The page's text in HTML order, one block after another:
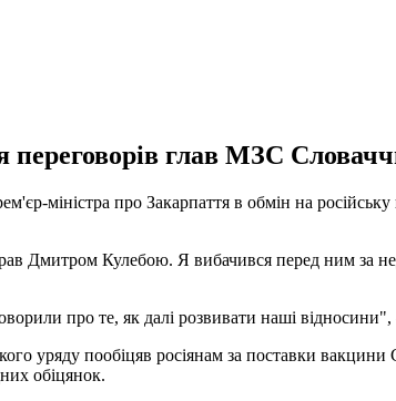
переговорів глав МЗС
міністра про Закарпаття в обмін на
Дмитром Кулебою. Я вибачився перед ним за
про те, як далі розвивати наші відносини",
уряду пообіцяв росіянам за поставки
обіцянок.